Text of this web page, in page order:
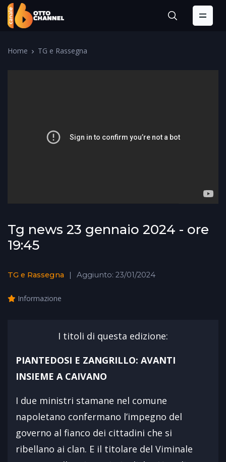
Home TG e Rassegna
Tg news 23 gennaio 2024 - ore
19:45
TG e Rassegna Aggiunto: 23/01/2024
Informazione
I titoli di questa edizione:
PIANTEDOSI E ZANGRILLO: AVANTI
INSIEME A CAIVANO
I due ministri stamane nel comune
napoletano confermano l’impegno del
governo al fianco dei cittadini che si
ribellano ai clan. E il titolare del Viminale